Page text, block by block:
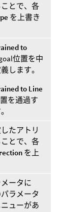
とで、各
を上書き
to
位置を中
します。
to Line
を通過す
たアトリ
とで、各
を上
ータに
ラメータ
ューがあ